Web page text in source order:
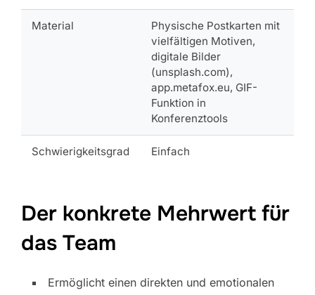
Material
Physische Postkarten mit
vielfältigen Motiven,
digitale Bilder
(unsplash.com),
app.metafox.eu, GIF-
Funktion in
Konferenztools
Schwierigkeitsgrad Einfach
Der konkrete Mehrwert für
das Team
Ermöglicht einen direkten und emotionalen